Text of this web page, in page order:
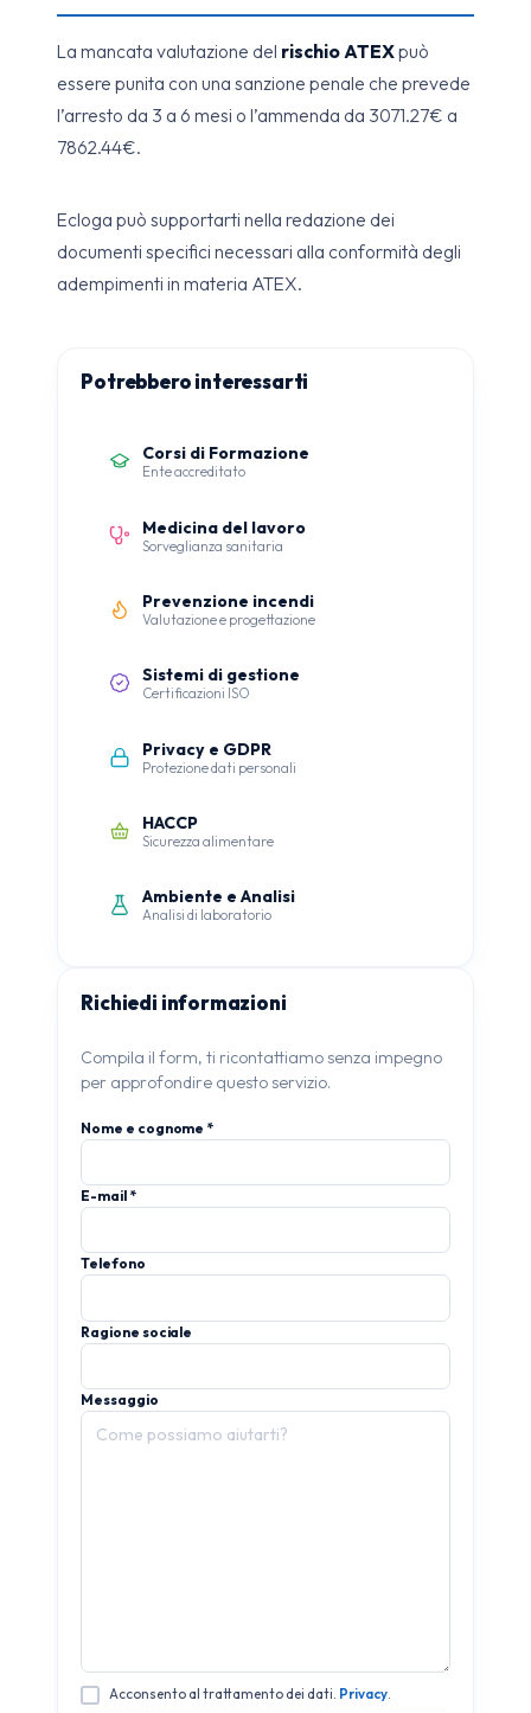
La mancata valutazione del rischio ATEXpuò
essere punita con una sanzione penale che prevede
l’arresto da 3 a 6 mesi o l’ammenda da 3071.27€ a
7862.44€.
Ecloga può supportarti nella redazione dei
documenti specifici necessari alla conformità degli
adempimenti in materia ATEX.
Potrebbero interessarti
Corsi di Formazione
Ente accreditato
Medicina del lavoro
Sorveglianza sanitaria
Prevenzione incendi
Valutazione e progettazione
Sistemi di gestione
Certificazioni ISO
Privacy e GDPR
Protezione dati personali
HACCP
Sicurezza alimentare
Ambiente e Analisi
Analisi di laboratorio
Richiedi informazioni
Compila il form, ti ricontattiamo senza impegno
per approfondire questo servizio.
Nome e cognome *
E-mail *
Telefono
Ragione sociale
Messaggio
Acconsento al trattamento dei dati. Privacy.